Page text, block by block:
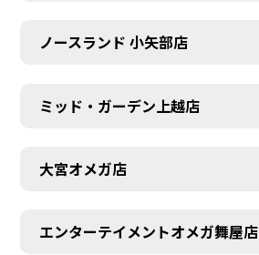
ノースランド 小矢部店
ミッド・ガーデン上越店
大宮オメガ店
エンターテイメントオメガ舞屋店